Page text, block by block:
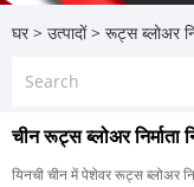
घर > उत्पादों > रूट्स ब्लोअर
चीन रूट्स ब्लोअर निर्माता
यिनची चीन में पेशेवर रूट्स ब्लोअर